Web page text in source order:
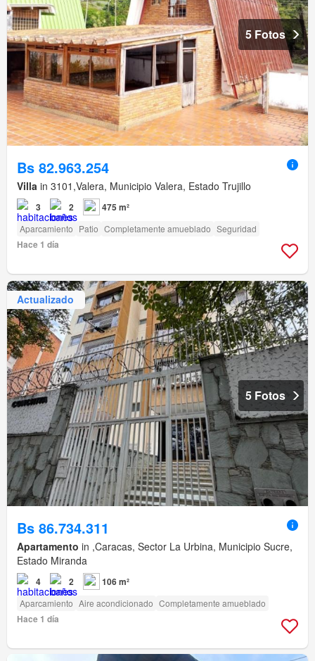
5 Fotos
Bs 82.963.254
Villa in 3101,Valera, Municipio Valera, Estado Trujillo
3 2 475 m²
Aparcamiento Patio Completamente amueblado Seguridad
Hace 1 día
Actualizado
5 Fotos
Bs 86.734.311
Apartamento in ,Caracas, Sector La Urbina, Municipio Sucre,
Estado Miranda
4 2 106 m²
Aparcamiento Aire acondicionado Completamente amueblado
Hace 1 día